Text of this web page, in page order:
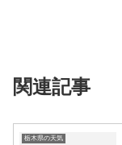
関連記事
栃木県の天気